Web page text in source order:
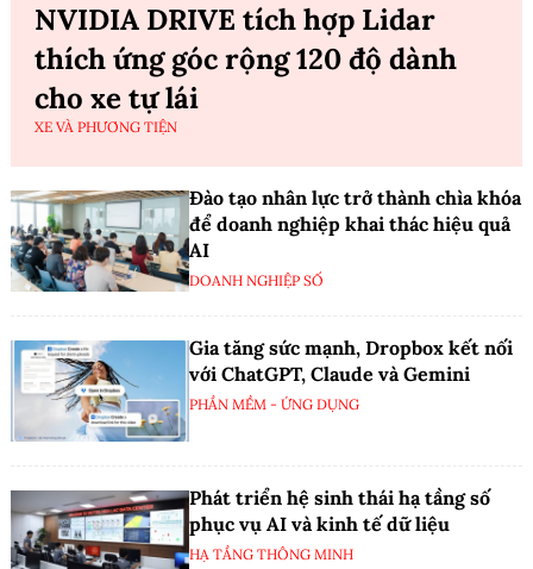
NVIDIA DRIVE tích hợp Lidar
thích ứng góc rộng 120 độ dành
cho xe tự lái
XE VÀ PHƯƠNG TIỆN
Đào tạo nhân lực trở thành chìa khóa
để doanh nghiệp khai thác hiệu quả
AI
DOANH NGHIỆP SỐ
Gia tăng sức mạnh, Dropbox kết nối
với ChatGPT, Claude và Gemini
PHẦN MỀM - ỨNG DỤNG
Phát triển hệ sinh thái hạ tầng số
phục vụ AI và kinh tế dữ liệu
HẠ TẦNG THÔNG MINH